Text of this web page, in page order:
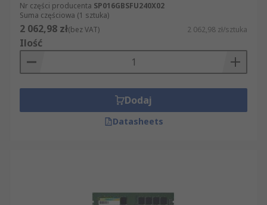
Nr części producenta SP016GBSFU240X02
Suma częściowa (1 sztuka)
2 062,98 zł(bez VAT) 2 062,98 zł/sztuka
Ilość
Dodaj
Datasheets